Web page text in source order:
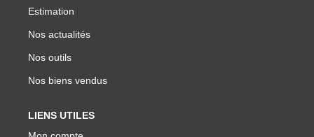
Estimation
Nos actualités
Nos outils
Nos biens vendus
LIENS UTILES